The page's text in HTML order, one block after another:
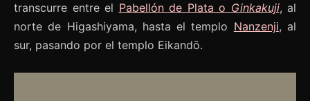
transcurre entre el Pabellón de Plata o Ginkakuji, al
norte de Higashiyama, hasta el templo Nanzenji, al
sur, pasando por el templo Eikandō.